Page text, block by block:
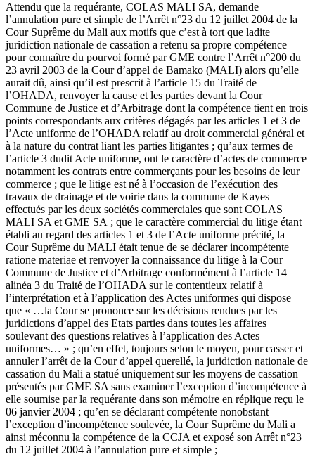
Attendu que la requérante, COLAS MALI SA, demande
l’annulation pure et simple de l’Arrêt n°23 du 12 juillet 2004 de la
Cour Suprême du Mali aux motifs que c’est à tort que ladite
juridiction nationale de cassation a retenu sa propre compétence
pour connaître du pourvoi formé par GME contre l’Arrêt n°200 du
23 avril 2003 de la Cour d’appel de Bamako (MALI) alors qu’elle
aurait dû, ainsi qu’il est prescrit à l’article 15 du Traité de
l’OHADA, renvoyer la cause et les parties devant la Cour
Commune de Justice et d’Arbitrage dont la compétence tient en trois
points correspondants aux critères dégagés par les articles 1 et 3 de
l’Acte uniforme de l’OHADA relatif au droit commercial général et
à la nature du contrat liant les parties litigantes ; qu’aux termes de
l’article 3 dudit Acte uniforme, ont le caractère d’actes de commerce
notamment les contrats entre commerçants pour les besoins de leur
commerce ; que le litige est né à l’occasion de l’exécution des
travaux de drainage et de voirie dans la commune de Kayes
effectués par les deux sociétés commerciales que sont COLAS
MALI SA et GME SA ; que le caractère commercial du litige étant
établi au regard des articles 1 et 3 de l’Acte uniforme précité, la
Cour Suprême du MALI était tenue de se déclarer incompétente
ratione materiae et renvoyer la connaissance du litige à la Cour
Commune de Justice et d’Arbitrage conformément à l’article 14
alinéa 3 du Traité de l’OHADA sur le contentieux relatif à
l’interprétation et à l’application des Actes uniformes qui dispose
que « …la Cour se prononce sur les décisions rendues par les
juridictions d’appel des Etats parties dans toutes les affaires
soulevant des questions relatives à l’application des Actes
uniformes… » ; qu’en effet, toujours selon le moyen, pour casser et
annuler l’arrêt de la Cour d’appel querellé, la juridiction nationale de
cassation du Mali a statué uniquement sur les moyens de cassation
présentés par GME SA sans examiner l’exception d’incompétence à
elle soumise par la requérante dans son mémoire en réplique reçu le
06 janvier 2004 ; qu’en se déclarant compétente nonobstant
l’exception d’incompétence soulevée, la Cour Suprême du Mali a
ainsi méconnu la compétence de la CCJA et exposé son Arrêt n°23
du 12 juillet 2004 à l’annulation pure et simple ;